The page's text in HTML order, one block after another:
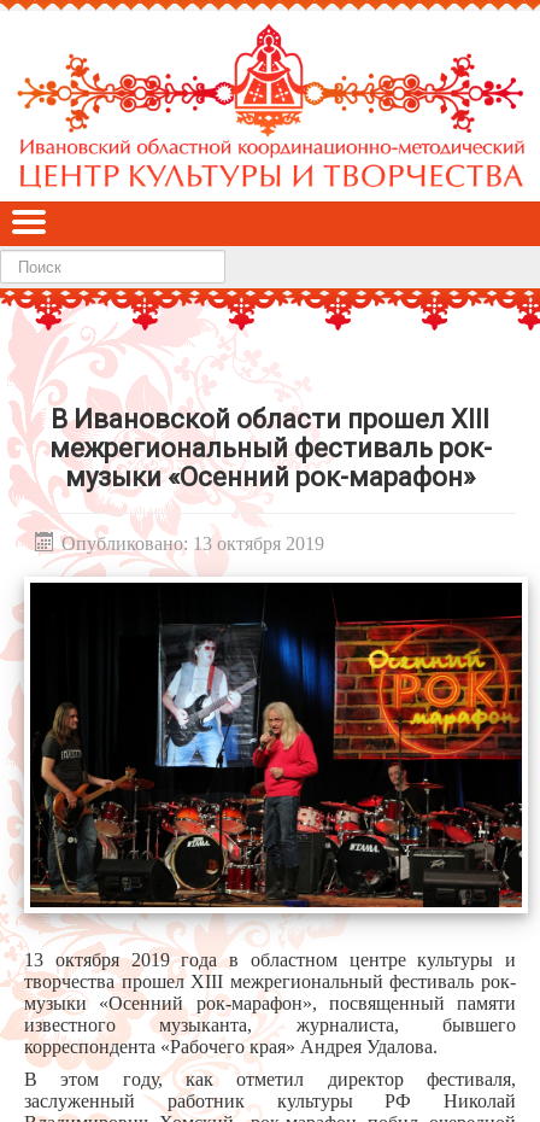
Найти
В Ивановской области прошел XIII
межрегиональный фестиваль рок-
музыки «Осенний рок-марафон»
Опубликовано: 13 октября 2019
13 октября 2019 года в областном центре культуры и
творчества прошел XIII межрегиональный фестиваль рок-
музыки «Осенний рок-марафон», посвященный памяти
известного музыканта, журналиста, бывшего
корреспондента «Рабочего края» Андрея Удалова.
В этом году, как отметил директор фестиваля,
заслуженный работник культуры РФ Николай